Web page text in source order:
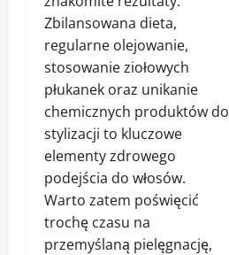
Zbilansowana dieta,
regularne olejowanie,
stosowanie ziołowych
płukanek oraz unikanie
chemicznych produktów do
stylizacji to kluczowe
elementy zdrowego
podejścia do włosów.
Warto zatem poświęcić
trochę czasu na
przemyślaną pielęgnację,